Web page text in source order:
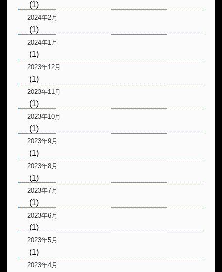
(1)
2024年2月
(1)
2024年1月
(1)
2023年12月
(1)
2023年11月
(1)
2023年10月
(1)
2023年9月
(1)
2023年8月
(1)
2023年7月
(1)
2023年6月
(1)
2023年5月
(1)
2023年4月